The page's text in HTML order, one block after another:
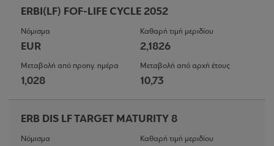
ERBI(LF) FOF-LIFE CYCLE 2052
Νόμισμα
EUR
Καθαρή τιμή μεριδίου
2,1826
Μεταβολή από προηγ. ημέρα
1,028
Μεταβολή από αρχή έτους
10,73
ERB DIS LF TARGET MATURITY 8
Νόμισμα Καθαρή τιμή μεριδίου